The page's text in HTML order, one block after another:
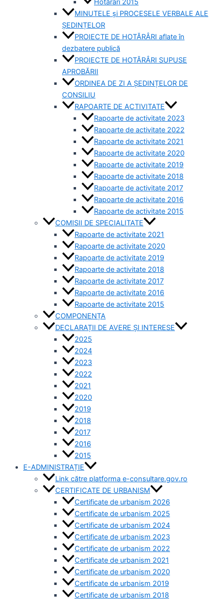
MINUTELE și PROCESELE VERBALE ALE
ȘEDINȚELOR
PROIECTE DE HOTĂRÂRI aflate în
dezbatere publică
PROIECTE DE HOTĂRÂRI SUPUSE
APROBĂRII
ORDINEA DE ZI A ȘEDINȚELOR DE
CONSILIU
RAPOARTE DE ACTIVITATE
Rapoarte de activitate 2023
Rapoarte de activitate 2022
Rapoarte de activitate 2021
Rapoarte de activitate 2020
Rapoarte de activitate 2019
Rapoarte de activitate 2018
Rapoarte de activitate 2017
Rapoarte de activitate 2016
Rapoarte de activitate 2015
COMISII DE SPECIALITATE
Rapoarte de activitate 2021
Rapoarte de activitate 2020
Rapoarte de activitate 2019
Rapoarte de activitate 2018
Rapoarte de activitate 2017
Rapoarte de activitate 2016
Rapoarte de activitate 2015
COMPONENȚA
DECLARAȚII DE AVERE ȘI INTERESE
2025
2024
2023
2022
2021
2020
2019
2018
2017
2016
2015
E-ADMINISTRAȚIE
Link către platforma e-consultare.gov.ro
CERTIFICATE DE URBANISM
Certificate de urbanism 2026
Certificate de urbanism 2025
Certificate de urbanism 2024
Certificate de urbanism 2023
Certificate de urbanism 2022
Certificate de urbanism 2021
Certificate de urbanism 2020
Certificate de urbanism 2019
Certificate de urbanism 2018